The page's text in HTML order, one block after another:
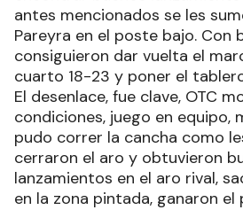
antes mencionados se les
Pareyra en el poste bajo. Con
consiguieron dar vuelta el
cuarto 18-23 y poner el
El desenlace, fue clave, OTC
condiciones, juego en equipo,
pudo correr la cancha como
cerraron el aro y obtuvieron
lanzamientos en el aro rival,
en la zona pintada, ganaron el